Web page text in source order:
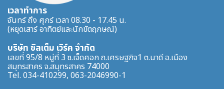
เวลาทำการ
จันทร์ ถึง ศุกร์ เวลา 08.30 - 17.45 น.
(หยุดเสาร์ อาทิตย์และนักขัตฤกษณ์)
บริษัท ซิสเต็ม เวิร์ค จำกัด
เลขที่ 95/8 หมู่ที่ 3 ซ.เจ็ดศอก ถ.เศรษฐกิจ1 ต.นาดี อ.เมือง
สมุทรสาคร จ.สมุทรสาคร 74000
Tel. 034-410299, 063-2046990-1